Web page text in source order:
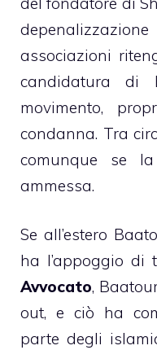
associazioni
candidatura di
movimento,
condanna. Tra
comunque se
ammessa.
Se all’estero
ha l’appoggio di
Avvocato,
out, e ciò ha
parte degli